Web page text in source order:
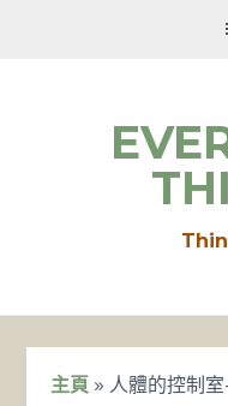
主頁 » 人體的控制